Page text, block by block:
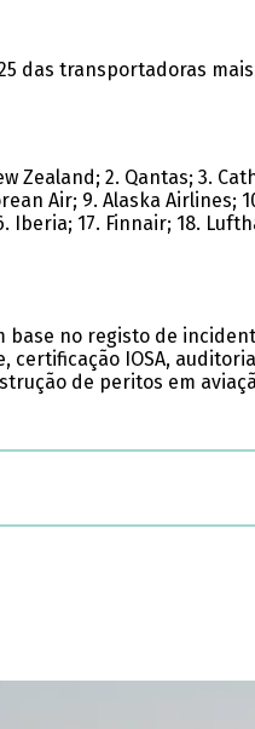
das transportadoras
Zealand; 2. Qantas; 3.
Air; 9. Alaska Airlines;
17. Finnair; 18.
base no registo de
IOSA,
de peritos em